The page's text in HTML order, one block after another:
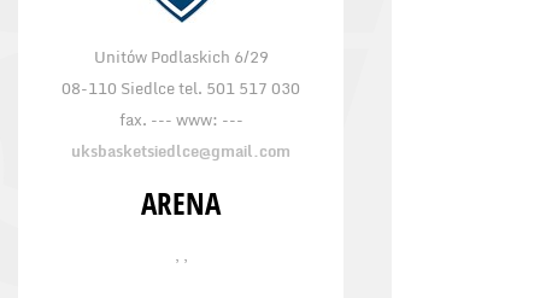
Unitów Podlaskich 6/29
08-110 Siedlce tel. 501 517 030
fax. --- www: ---
uksbasketsiedlce@gmail.com
ARENA
, ,